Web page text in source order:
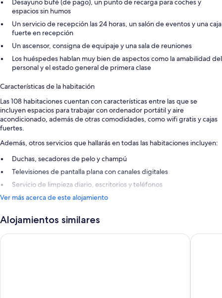
Desayuno bufé (de pago), un punto de recarga para coches y
espacios sin humos
Un servicio de recepción las 24 horas, un salón de eventos y una caja
fuerte en recepción
Un ascensor, consigna de equipaje y una sala de reuniones
Los huéspedes hablan muy bien de aspectos como la amabilidad del
personal y el estado general de primera clase
Características de la habitación
Las 108 habitaciones cuentan con características entre las que se
incluyen espacios para trabajar con ordenador portátil y aire
acondicionado, además de otras comodidades, como wifi gratis y cajas
fuertes.
Además, otros servicios que hallarás en todas las habitaciones incluyen:
Duchas, secadores de pelo y champú
Televisiones de pantalla plana con canales digitales
Servicio de limpieza diario, escritorios y teléfonos
Ver más acerca de este alojamiento
Alojamientos similares
Hotel Polamar Hotel